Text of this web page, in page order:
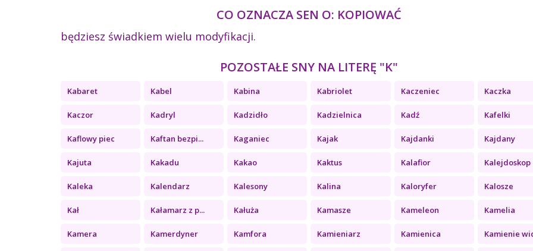
CO OZNACZA SEN O: KOPIOWAĆ
będziesz świadkiem wielu modyfikacji.
POZOSTAŁE SNY NA LITERĘ "K"
Kabaret Kabel Kabina Kabriolet Kaczeniec Kaczka
Kaczor Kadryl Kadzidło Kadzielnica Kadź Kafelki
Kaflowy piec Kaftan bezpi... Kaganiec Kajak Kajdanki Kajdany
Kajuta Kakadu Kakao Kaktus Kalafior Kalejdoskop
Kaleka Kalendarz Kalesony Kalina Kaloryfer Kalosze
Kał Kałamarz z p... Kałuża Kamasze Kameleon Kamelia
Kamera Kamerdyner Kamfora Kamieniarz Kamienica Kamienie